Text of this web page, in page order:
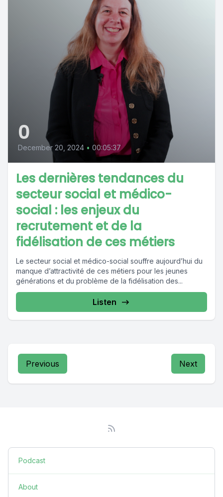
0
December 20, 2024 • 00:05:37
Les dernières tendances du
secteur social et médico-
social : les enjeux du
recrutement et de la
fidélisation de ces métiers
Le secteur social et médico-social souffre aujourd’hui du
manque d’attractivité de ces métiers pour les jeunes
générations et du problème de la fidélisation des...
Listen
Previous Next
Podcast
About